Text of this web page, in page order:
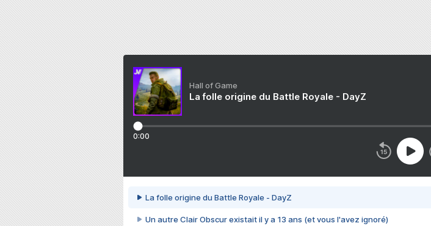
Hall of Game
La folle origine du Battle Royale - DayZ
0:00
La folle origine du Battle Royale - DayZ
Un autre Clair Obscur existait il y a 13 ans (et vous l'avez ignoré)